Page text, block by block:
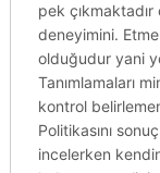
pek
deneyimini.
olduğudur yani
Tanımlamaları
kontrol
Politikasını
incelerken